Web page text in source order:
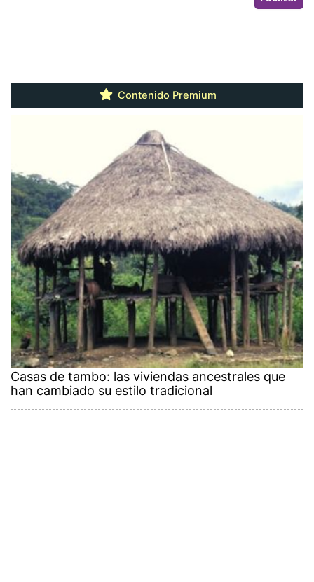
Contenido Premium
Casas de tambo: las viviendas ancestrales que
han cambiado su estilo tradicional